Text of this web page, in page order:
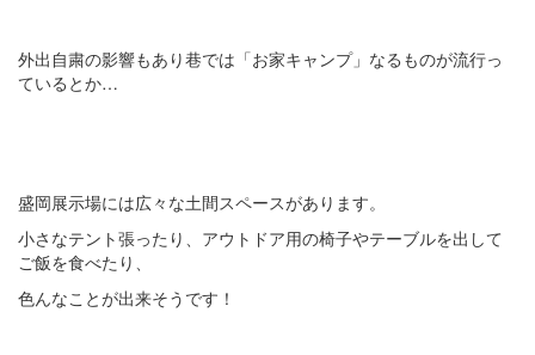
外出自粛の影響もあり巷では「お家キャンプ」なるものが流行っ
ているとか…
盛岡展示場には広々な土間スペースがあります。
小さなテント張ったり、アウトドア用の椅子やテーブルを出して
ご飯を食べたり、
色んなことが出来そうです！